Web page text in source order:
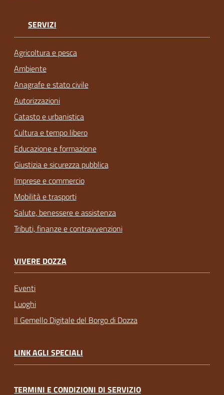
SERVIZI
Agricoltura e pesca
Ambiente
Anagrafe e stato civile
Autorizzazioni
Catasto e urbanistica
Cultura e tempo libero
Educazione e formazione
Giustizia e sicurezza pubblica
Imprese e commercio
Mobilità e trasporti
Salute, benessere e assistenza
Tributi, finanze e contravvenzioni
VIVERE DOZZA
Eventi
Luoghi
Il Gemello Digitale del Borgo di Dozza
LINK AGLI SPECIALI
TERMINI E CONDIZIONI DI SERVIZIO